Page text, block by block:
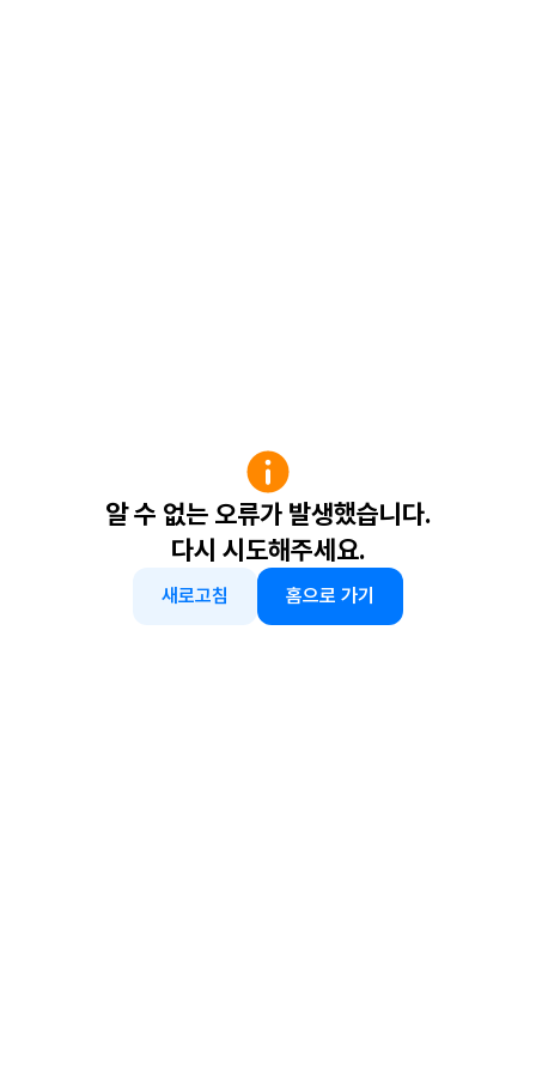
알 수 없는 오류가 발생했습니다.
다시 시도해주세요.
새로고침 홈으로 가기